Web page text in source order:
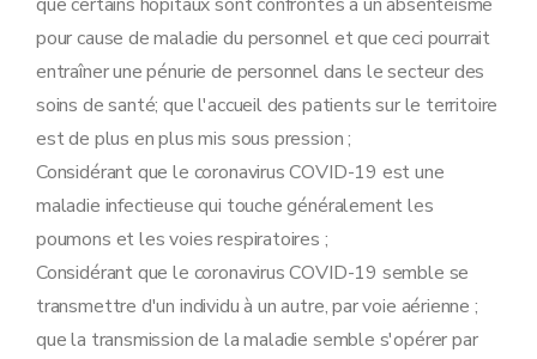
pour cause de maladie du personnel et que ceci pourrait
entraîner une pénurie de personnel dans le secteur des
soins de santé; que l'accueil des patients sur le territoire
est de plus en plus mis sous pression ;
Considérant que le coronavirus COVID-19 est une
maladie infectieuse qui touche généralement les
poumons et les voies respiratoires ;
Considérant que le coronavirus COVID-19 semble se
transmettre d'un individu à un autre, par voie aérienne ;
que la transmission de la maladie semble s'opérer par